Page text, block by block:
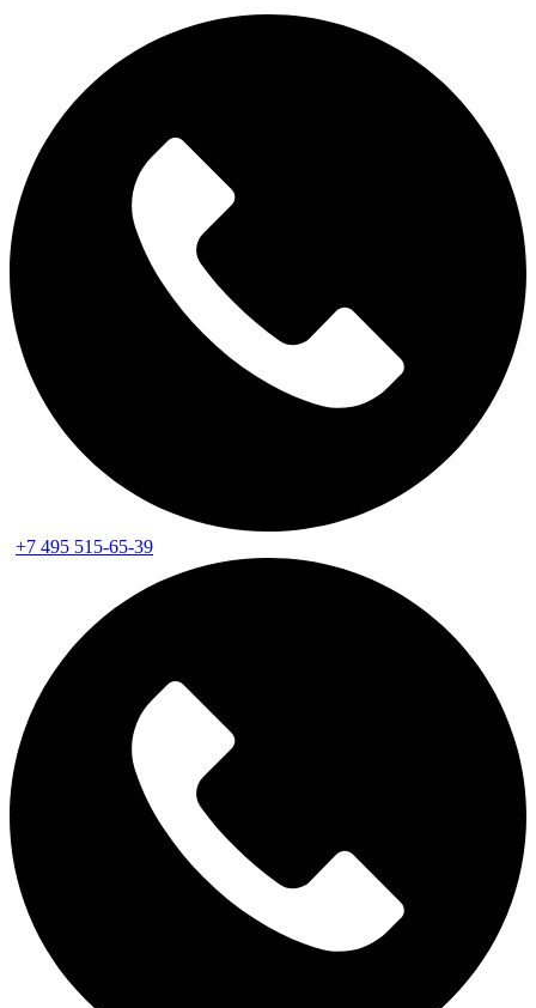
+7 495 515-65-39